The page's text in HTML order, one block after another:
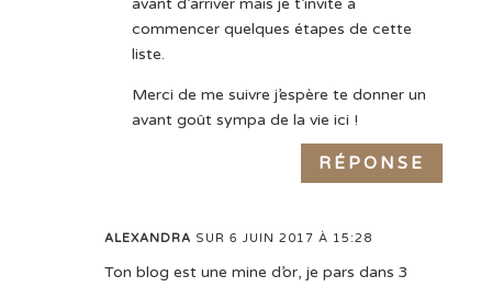
avant d’arriver mais je t’invite à
commencer quelques étapes de cette
liste.
Merci de me suivre j’espère te donner un
avant goût sympa de la vie ici !
RÉPONSE
ALEXANDRA SUR 6 JUIN 2017 À 15:28
Ton blog est une mine d’or, je pars dans 3